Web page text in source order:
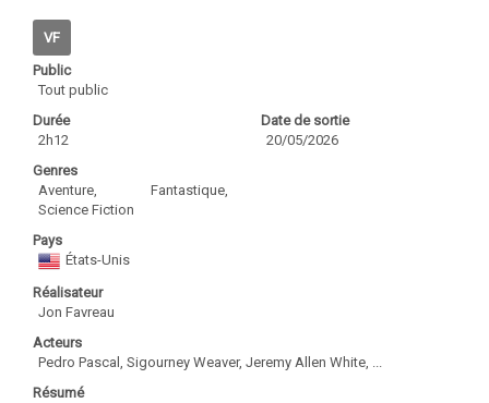
VF
Public
Tout public
Durée
2h12
Date de sortie
20/05/2026
Genres
Aventure, Fantastique,
Science Fiction
Pays
États-Unis
Réalisateur
Jon Favreau
Acteurs
Pedro Pascal, Sigourney Weaver, Jeremy Allen White, ...
Résumé